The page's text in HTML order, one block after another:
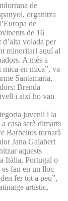
de
organitza
de
de 16
volada per
minoritari aquí al
A més a
mica en mica”, va
Santamaria,
Brenda
i així ho van
juvenil i la
casa serà dimarts
Barbeitos tornarà
Jana Galabert
aquests
Itàlia, Portugal o
es fan en un lloc
fer tot a peu”,
artístic,